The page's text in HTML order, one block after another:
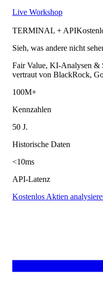
Live Workshop
TERMINAL + API
Sieh, was andere nicht
Fair Value, KI-Analysen
vertraut von BlackRock,
100M+
Kennzahlen
50 J.
Historische Daten
<10ms
API-Latenz
Kostenlos Aktien